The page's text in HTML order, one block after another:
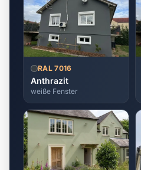
RAL 7016
Anthrazit
weiße Fenster